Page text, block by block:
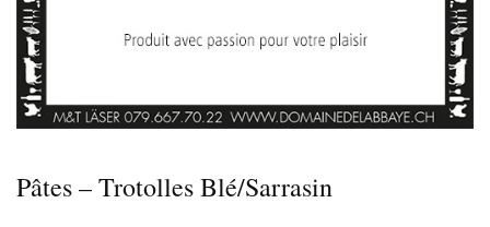
Pâtes – Trotolles Blé/Sarrasin